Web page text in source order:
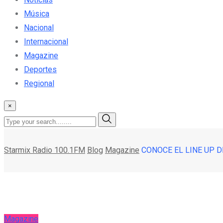
Música
Nacional
Internacional
Magazine
Deportes
Regional
×
Starmix Radio 100.1FM Blog Magazine CONOCE EL LINE UP
Magazine